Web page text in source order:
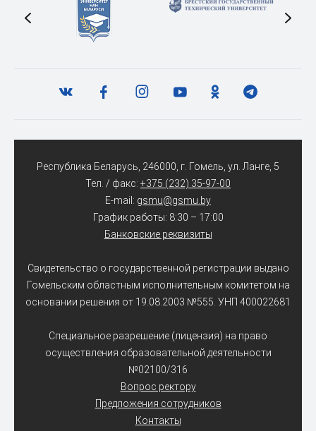
Республика Беларусь, 246000, г. Гомель, ул. Ланге, 5
Тел. / факс: +375 (232) 35-97-00
E-mail: gsmu@gsmu.by
График работы: 8:30 – 17:00
Банковские реквизиты
Свидетельство о государственной регистрации выдано
Гомельским областным исполнительным комитетом на
основании решения от 19.08.2003 №555. УНП 400022681
Специальное разрешение (лицензия) на право
осуществления образовательной деятельности
№02100/316
Вопрос ректору
Предложения сотрудников
Контакты